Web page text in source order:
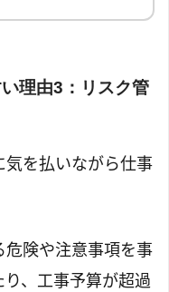
理由3：リスク管
を払いながら仕事
険や注意事項を事
、工事予算が超過